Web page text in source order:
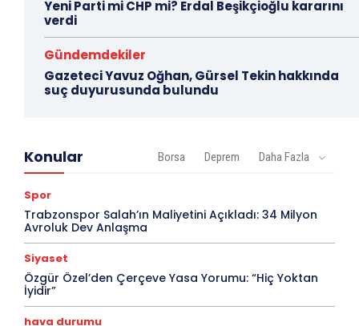
Yeni Parti mi CHP mi? Erdal Beşikçioğlu kararını
verdi
Gündemdekiler
Gazeteci Yavuz Oğhan, Gürsel Tekin hakkında
suç duyurusunda bulundu
Konular Borsa Deprem Daha Fazla
Spor
Trabzonspor Salah’ın Maliyetini Açıkladı: 34 Milyon
Avroluk Dev Anlaşma
Siyaset
Özgür Özel’den Çerçeve Yasa Yorumu: “Hiç Yoktan
İyidir”
hava durumu